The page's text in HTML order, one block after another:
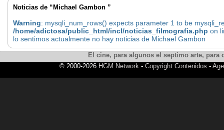
Noticias de “Michael Gambon ”
Warning: mysqli_num_rows() expects parameter 1 to be
/home/adictosa/public_html/incl/noticias_filmografia.php on
lo sentimos actualmente no hay noticias de Michael Gambon
El cine, para algunos el septimo arte,
© 2000-2026 HGM Network- Copyright Contenidos -